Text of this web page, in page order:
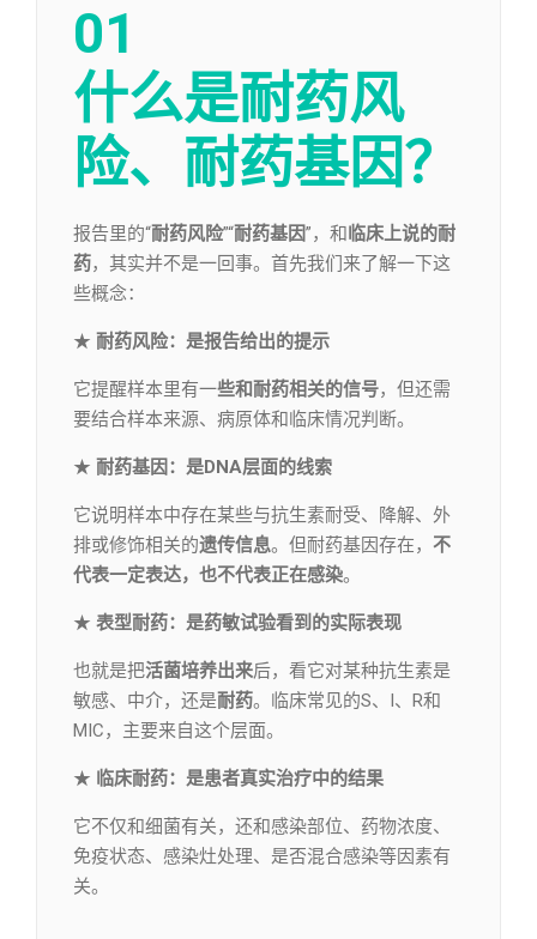
01
什么是耐药风
险、 耐药基因？
报告里的“耐药风险”“耐药基因”，和 临床上说的耐
药，其实并不是一回事。首先我们来了解一下这
些概念：
★ 耐药风险： 是报告给出的提示
它提醒样本里有一些和耐药相关的信号，但还需
要结合样本来源、病原体和临床情况判断。
★ 耐药基因 ： 是DNA层面的线索
它说明样本中存在某些与抗生素耐受、降解、外
排或修饰相关的遗传信息。但耐药基因存在， 不
代表一定表达，也不代表正在感染。
★ 表型耐药： 是药敏试验看到的实际表现
也就是把活菌培养出来后，看它对某种抗生素是
敏感、中介，还是耐药。临床常见的S、I、R和
MIC，主要来自这个层面。
★ 临床耐药： 是患者真实治疗中的结果
它不仅和细菌有关，还和感染部位、药物浓度、
免疫状态、感染灶处理、是否混合感染等因素有
关。